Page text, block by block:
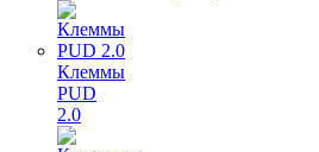
Клеммы
PUD
2.0